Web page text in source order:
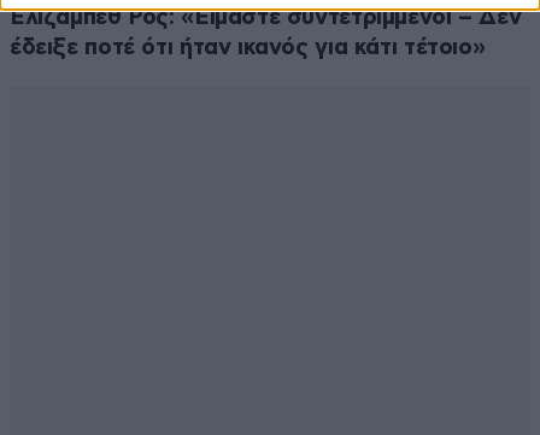
Ελίζαμπεθ Ρος: «Είμαστε συντετριμμένοι – Δεν
έδειξε ποτέ ότι ήταν ικανός για κάτι τέτοιο»